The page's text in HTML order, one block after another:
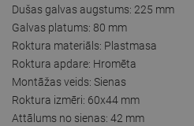
Dušas galvas augstums: 225 mm
Galvas platums: 80 mm
Roktura materiāls: Plastmasa
Roktura apdare: Hromēta
Montāžas veids: Sienas
Roktura izmēri: 60x44 mm
Attālums no sienas: 42 mm